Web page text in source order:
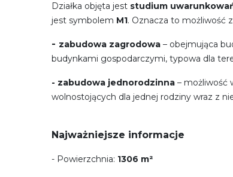
Działka objęta jest studium
jest symbolem M1. Oznacza to możliwość
- zabudowa zagrodowa – obejmująca
budynkami gospodarczymi, typowa dla
- zabudowa jednorodzinna – możliwość
wolnostojących dla jednej rodziny wraz z
Najważniejsze informacje
- Powierzchnia: 1306 m²